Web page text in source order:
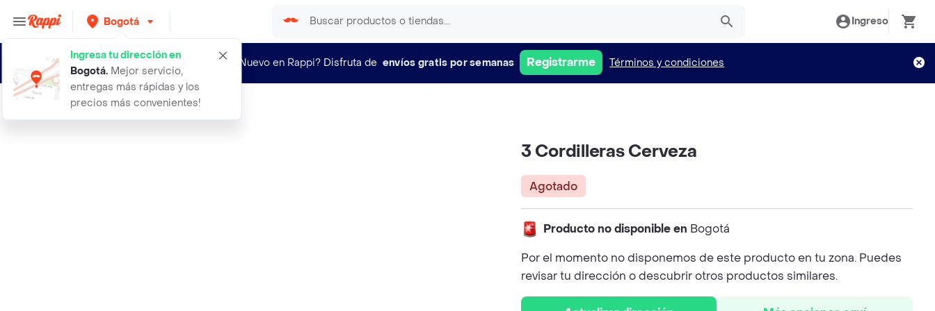
Bogotá
Ingresa tu dirección en
Bogotá. Mejor servicio,
entregas más rápidas y los
precios más convenientes!
Ingreso
¿Nuevo en Rappi? Disfruta de envíos gratis por semanas Registrarme Términos y condiciones
3 cordilleras cerveza
3 Cordilleras Cerveza
Agotado
Producto no disponible en Bogotá
Por el momento no disponemos de este producto en tu zona. Puedes
revisar tu dirección o descubrir otros productos similares.